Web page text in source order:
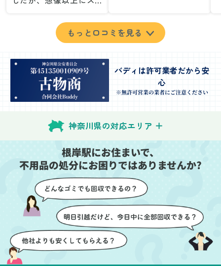
が集めた物や古い家具が
多く、自分たちだけでは
どうにもならない状態で
んが手際よく片付けてく
れたので、部屋が驚くほ
どスッキリしました。自
分では手が回らなかった
場所も含め、プロの力を
特に、物が散乱していた
部屋の整理や、細かなア
イテムの仕分けを迅速か
つ丁寧に対応していただ
けたのがありがたかった
です。家族それぞれが必
要なものを確認しながら
進めることができ、安心
感を持って作業をお任せ
できました。さらに、作
業終了後には部屋全体を
清掃していただき、まる
で新しい家のような清潔
感に感動しました。
とができました。特に、
古い家具や壊れた家電な
ど、処分が難しいものが
きました。
当日は2名のスタッフが来
てくださり、作業の流れ
ちらも安心感を持って作
壁や床を傷つけないよう
に細心の注意を払ってい
ただき、家全体がスムー
ズに片付いていくのがと
ても嬉しかったです。作
業が終わった後には、こ
ちらからお願いしなくて
も部屋を簡単に清掃して
いただけたのも好印象で
した。
もっと口コミを見る
バディは許可業者だから安
心
※無許可営業の業者にご注意ください
神奈川県の対応エリア
根岸駅にお住まいで、
不用品の処分にお困りではありませんか?